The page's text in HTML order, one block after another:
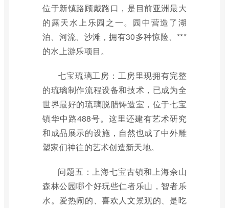
位于新镇路顾戴路口，是目前亚洲最大
的露天水上乐园之一。园中营造了湖
泊、河流、沙滩，拥有30多种惊险、***
的水上游乐项目。
七宝琉璃工房：工房里现拥有完整
的琉璃制作流程设备和技术，已成为全
世界最好的琉璃脱腊铸造室，位于七宝
镇华中路488号。这里还建有艺术研究
和成品展示的设施，自然也成了中外雕
塑家们神往的艺术创造新天地。
问题五：上海七宝古镇和上海佘山
森林公园哪个好玩些仁者乐山，智者乐
水。爱热闹的、喜欢人文景观的、是吃